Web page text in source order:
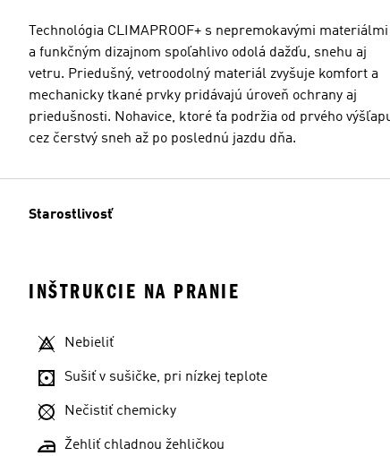
Technológia CLIMAPROOF+ s nepremokavými materiálmi
a funkčným dizajnom spoľahlivo odolá dažďu, snehu aj
vetru. Priedušný, vetroodolný materiál zvyšuje komfort a
mechanicky tkané prvky pridávajú úroveň ochrany aj
priedušnosti. Nohavice, ktoré ťa podržia od prvého
cez čerstvý sneh až po poslednú jazdu dňa.
Starostlivosť
INŠTRUKCIE NA PRANIE
Nebieliť
Sušiť v sušičke, pri nízkej teplote
Nečistiť chemicky
Žehliť chladnou žehličkou